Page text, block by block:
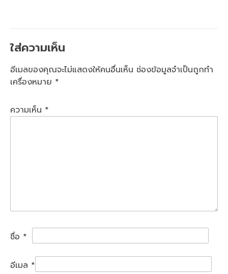
ใส่ความเห็น
อีเมลของคุณจะไม่แสดงให้คนอื่นเห็น ช่องข้อมูลจำเป็นถูกทำ
เครื่องหมาย *
ความเห็น *
ชื่อ *
อีเมล *